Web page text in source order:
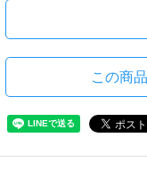
この商